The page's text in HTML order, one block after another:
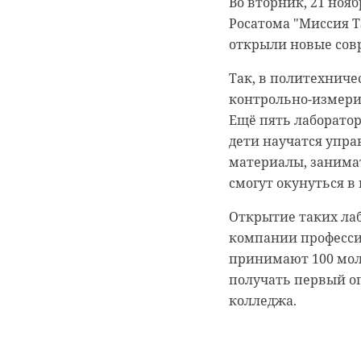
Росатома "Миссия
открыли новые
Так, в
контрольно-
Ещё пять
дети научатся
материалы,
смогут окунуться
Открытие таких
компании
принимают 100
получать первый
колледжа.
Мода и красота,
увлечениями
также вошли
К таким выводам
различным
исследовали
посещают раздел
интересовались
занимается
плетении,
предметов с
животных, помимо